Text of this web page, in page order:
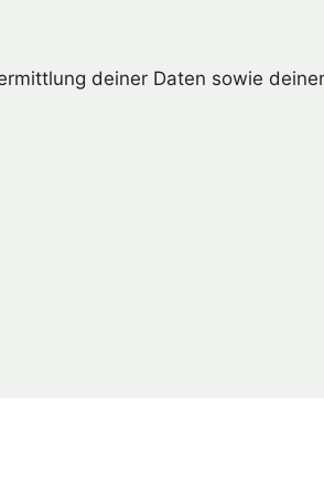
deiner Daten sowie